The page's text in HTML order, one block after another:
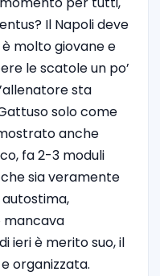
Il Napoli deve
molto giovane e
le scatole un po’
sta
solo come
anche
fa 2-3 moduli
sia veramente
mancava
ieri è merito suo, il
organizzata.